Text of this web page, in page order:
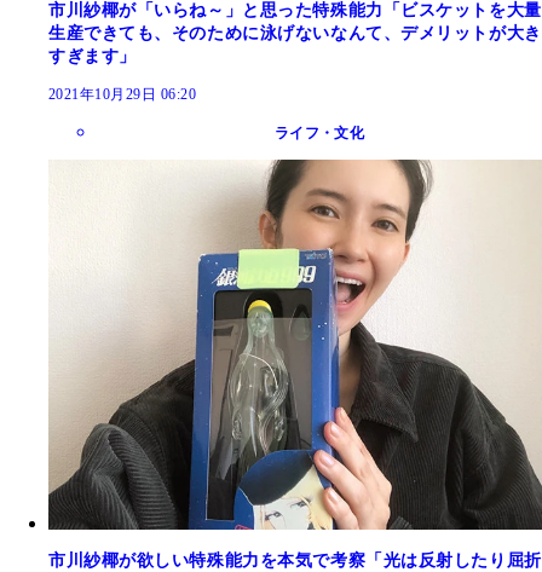
市川紗椰が「いらね～」と思った特殊能力「ビスケットを大量
生産できても、そのために泳げないなんて、デメリットが大き
すぎます」
2021年10月29日 06:20
ライフ・文化
市川紗椰が欲しい特殊能力を本気で考察「光は反射したり屈折